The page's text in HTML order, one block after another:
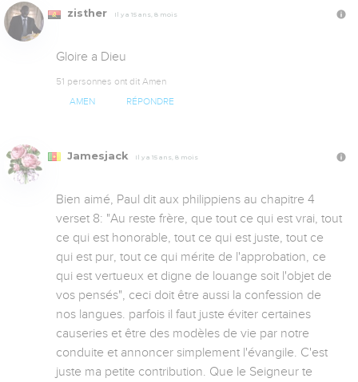
zisther Il y a 15 ans, 8 mois
Gloire a Dieu
51 personnes ont dit Amen
AMEN RÉPONDRE
Jamesjack Il y a 15 ans, 8 mois
Bien aimé, Paul dit aux philippiens au chapitre 4
verset 8: "Au reste frère, que tout ce qui est vrai, tout
ce qui est honorable, tout ce qui est juste, tout ce
qui est pur, tout ce qui mérite de l'approbation, ce
qui est vertueux et digne de louange soit l'objet de
vos pensés", ceci doit être aussi la confession de
nos langues. parfois il faut juste éviter certaines
causeries et être des modèles de vie par notre
conduite et annoncer simplement l'évangile. C'est
juste ma petite contribution. Que le Seigneur te